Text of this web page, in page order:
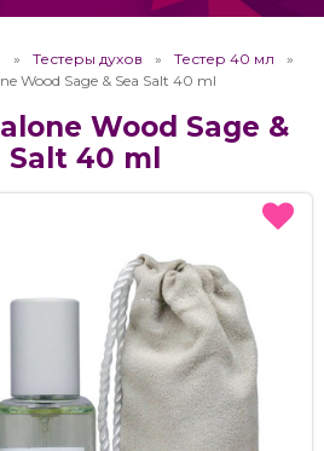
Тестеры духов
Тестер 40 мл
Wood Sage & Sea Salt 40 ml
Wood Sage &
Salt 40 ml